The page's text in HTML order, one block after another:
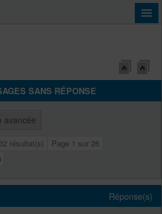
SANS RÉPONSE
avancée
résultat(s) Page 1 sur 26
Réponse(s)